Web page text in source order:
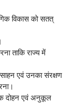
विकास को सतत्
ताकि राज्य में
एवं उनका संरक्षण
दोहन एवं अनुकूल